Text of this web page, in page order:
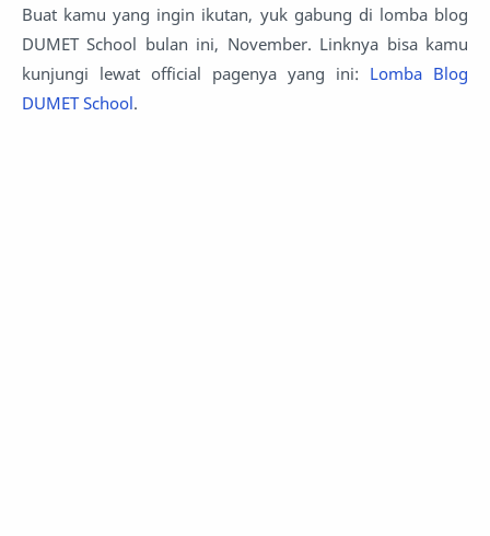
Buat kamu yang ingin ikutan, yuk gabung di lomba blog
DUMET School bulan ini, November. Linknya bisa kamu
kunjungi lewat official pagenya yang ini: Lomba Blog
DUMET School.